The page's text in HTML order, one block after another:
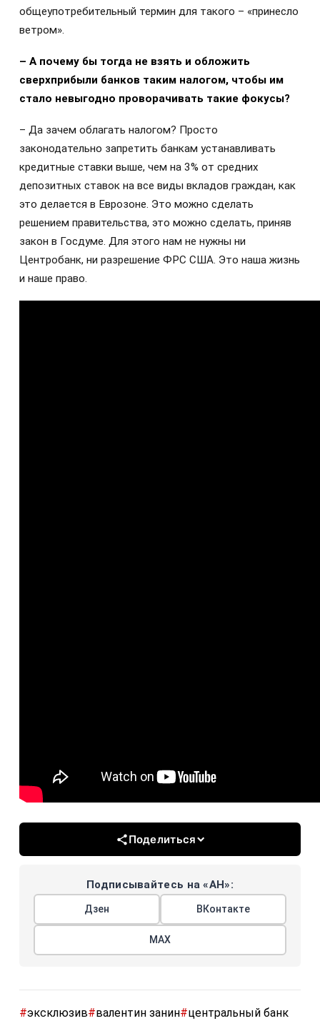
общеупотребительный термин для такого – «принесло
ветром».
– А почему бы тогда не взять и обложить
сверхприбыли банков таким налогом, чтобы им
стало невыгодно проворачивать такие фокусы?
– Да зачем облагать налогом? Просто
законодательно запретить банкам устанавливать
кредитные ставки выше, чем на 3% от средних
депозитных ставок на все виды вкладов граждан, как
это делается в Еврозоне. Это можно сделать
решением правительства, это можно сделать, приняв
закон в Госдуме. Для этого нам не нужны ни
Центробанк, ни разрешение ФРС США. Это наша жизнь
и наше право.
Поделиться
Подписывайтесь на «АН»:
Дзен ВКонтакте
МАХ
#эксклюзив#валентин занин#центральный банк